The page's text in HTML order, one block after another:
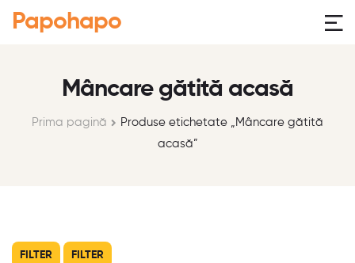
Papohapo
Mâncare gătită acasă
Prima pagină
Produse etichetate „Mâncare gătită
acasă”
FILTER FILTER